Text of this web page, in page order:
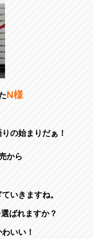
N様
の始まりだぁ！
から
いきますね。
ばれますか？
いい！